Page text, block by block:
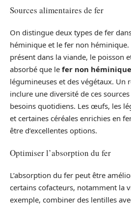
Sources alimentaires de fer
On distingue deux types de fer
héminique et le fer non héminique.
présent dans la viande, le poisson
absorbé que le fer non héminique
légumineuses et des végétaux.
inclure une diversité de ces
besoins quotidiens. Les œufs, les
et certaines céréales enrichies en
être d’excellentes options.
Optimiser l’absorption du fer
L’absorption du fer peut être
certains cofacteurs, notamment la
exemple, combiner des lentilles